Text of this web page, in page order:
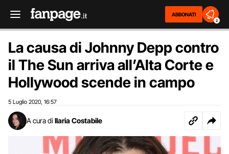
ABBONATI
2
La causa di Johnny Depp contro
il The Sun arriva all’Alta Corte e
Hollywood scende in campo
5 Luglio 2020 16:57
A cura di Ilaria Costabile